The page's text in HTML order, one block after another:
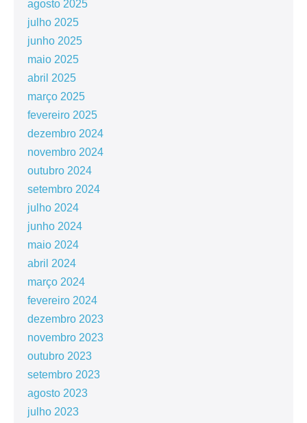
agosto 2025
julho 2025
junho 2025
maio 2025
abril 2025
março 2025
fevereiro 2025
dezembro 2024
novembro 2024
outubro 2024
setembro 2024
julho 2024
junho 2024
maio 2024
abril 2024
março 2024
fevereiro 2024
dezembro 2023
novembro 2023
outubro 2023
setembro 2023
agosto 2023
julho 2023